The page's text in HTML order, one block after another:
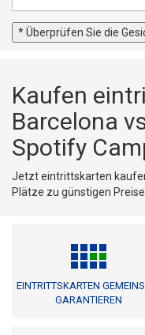
* Überprüfen Sie die
Kaufen
Barcelona
Spotify
Jetzt eintrittskarten
Plätze zu günstigen
EINTRITTSKARTEN
GARANTIEREN